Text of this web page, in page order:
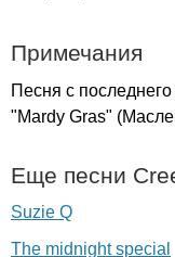
Примечания
Песня с
"Mardy Gras"
Еще песни
Suzie Q
The midnight special